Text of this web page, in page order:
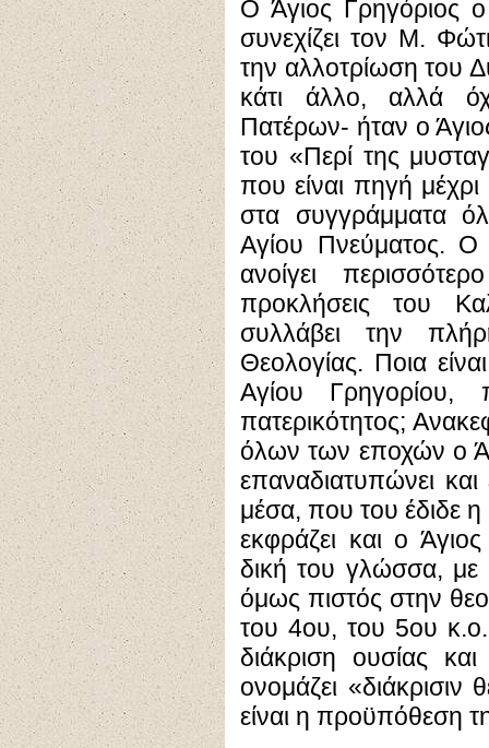
Ο Άγιος Γρηγόριος
συνεχίζει τον Μ.
την αλλοτρίωση του
κάτι άλλο, αλλά
Πατέρων- ήταν ο
του «Περί της
που είναι πηγή μέχρι
στα συγγράμματα
Αγίου Πνεύματος. Ο
ανοίγει
προκλήσεις του
συλλάβει την
Θεολογίας. Ποια
Αγίου Γρηγορίου,
πατερικότητος;
όλων των εποχών ο
επαναδιατυπώνει
μέσα, που του έδιδε
εκφράζει και ο
δική του γλώσσα, με
όμως πιστός στην
του 4ου, του 5ου
διάκριση ουσίας
ονομάζει
είναι η προϋπόθεση